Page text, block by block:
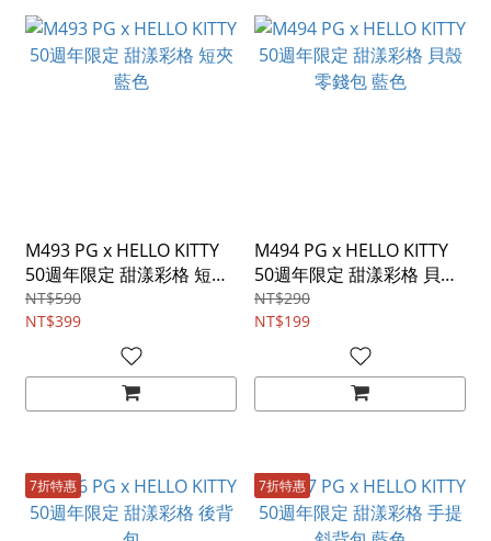
M493 PG x HELLO KITTY
50週年限定 甜漾彩格 短夾
藍色
NT$590
NT$399
M494 PG x HELLO KITTY
50週年限定 甜漾彩格 貝殼
零錢包 藍色
NT$290
NT$199
7折特惠 7折特惠